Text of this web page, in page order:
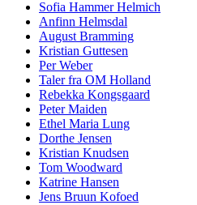
Sofia Hammer Helmich
Anfinn Helmsdal
August Bramming
Kristian Guttesen
Per Weber
Taler fra OM Holland
Rebekka Kongsgaard
Peter Maiden
Ethel Maria Lung
Dorthe Jensen
Kristian Knudsen
Tom Woodward
Katrine Hansen
Jens Bruun Kofoed